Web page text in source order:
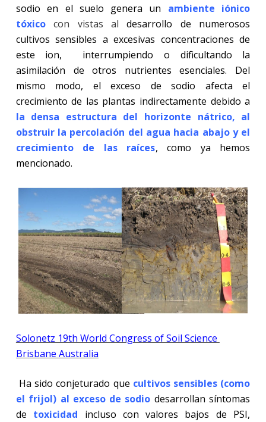
sodio en el suelo genera un ambiente iónico
tóxico
con vistas aldesarrollo de numerosos
cultivos sensibles a excesivas concentraciones de
este ion, interrumpiendo o dificultando la
asimilación de otros nutrientes esenciales. Del
mismo modo, el exceso de sodio afecta el
crecimiento de las plantas indirectamente debido a
la densa estructura del horizonte nátrico, al
obstruir la percolación del agua hacia abajo y el
crecimiento de las raíces, como ya hemos
mencionado.
Solonetz 19th World Congress of Soil Science
Brisbane Australia
Ha sido conjeturado que cultivos sensibles (como
el frijol) al exceso de sodio desarrollan síntomas
de toxicidad incluso con valores bajos de PSI,